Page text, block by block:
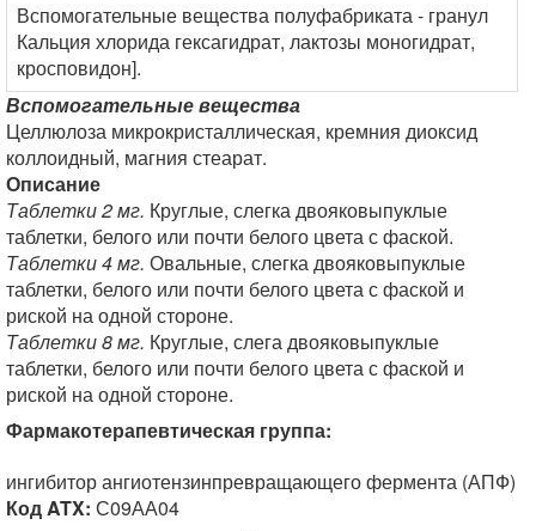
Вспомогательные вещества полуфабриката - гранул
Кальция хлорида гексагидрат, лактозы моногидрат,
кросповидон].
Вспомогательные вещества
Целлюлоза микрокристаллическая, кремния диоксид
коллоидный, магния стеарат.
Описание
Таблетки 2 мг. Круглые, слегка двояковыпуклые
таблетки, белого или почти белого цвета с фаской.
Таблетки 4 мг. Овальные, слегка двояковыпуклые
таблетки, белого или почти белого цвета с фаской и
риской на одной стороне.
Таблетки 8 мг. Круглые, слега двояковыпуклые
таблетки, белого или почти белого цвета с фаской и
риской на одной стороне.
Фармакотерапевтическая группа:
ингибитор ангиотензинпревращающего фермента (АПФ)
Код ATX: С09АА04